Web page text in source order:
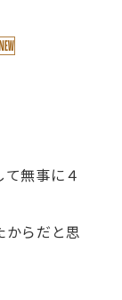
無事に４
からだと思